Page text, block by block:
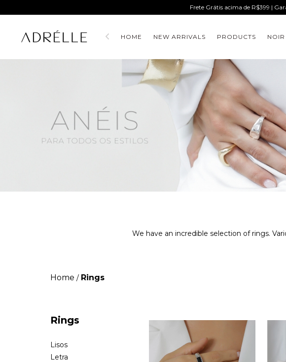
Frete Grátis acima de R$399 |
HOME NEW ARRIVALS PRODUCTS
We have an incredible selection of rings.
Home / Rings
Rings
Lisos
Letra